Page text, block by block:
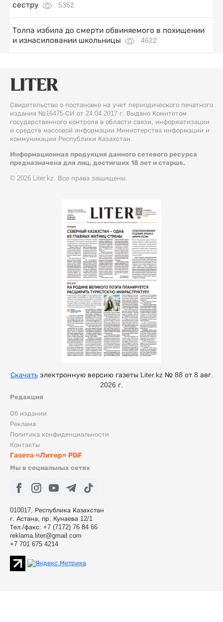
сестру
5352
Толпа избила до смерти обвиняемого в похищении
и изнасиловании школьницы
4622
Свидетельство о постановке на учет периодического печатного
издания №16475-СИ от 24.04.2017 г. Выдано Комитетом
государственного контроля в области связи, информатизации
и средств массовой информации Министерства информации и
коммуникации Республики Казахстан.
Информационная продукция данного сетевого ресурса
предназначена для лиц, достигших 18 лет и старше.
© 2026 Liter.kz. Все права защищены.
Редакция
Об издании
Реклама
Политика конфиденциальности
Контакты
Газета «Литер» PDF
Мы в социальных сетях
010017, Республика Казахстан
г. Астана, пр. Кунаева 12/1
Тел./факс: +7 (7172) 76 84 66
reklama.liter@gmail.com
+7 701 675 4214
Скачатьэлектронную версию газеты Liter.kz № 88 от 8 авг.
2026 г.